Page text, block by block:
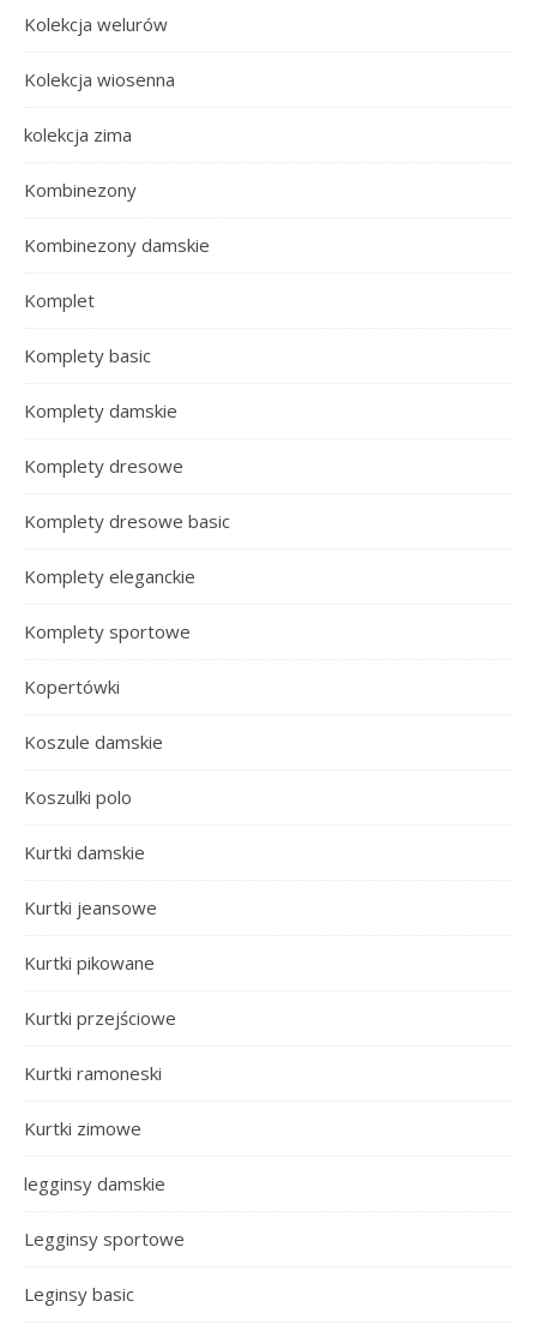
Kolekcja welurów
Kolekcja wiosenna
kolekcja zima
Kombinezony
Kombinezony damskie
Komplet
Komplety basic
Komplety damskie
Komplety dresowe
Komplety dresowe basic
Komplety eleganckie
Komplety sportowe
Kopertówki
Koszule damskie
Koszulki polo
Kurtki damskie
Kurtki jeansowe
Kurtki pikowane
Kurtki przejściowe
Kurtki ramoneski
Kurtki zimowe
legginsy damskie
Legginsy sportowe
Leginsy basic